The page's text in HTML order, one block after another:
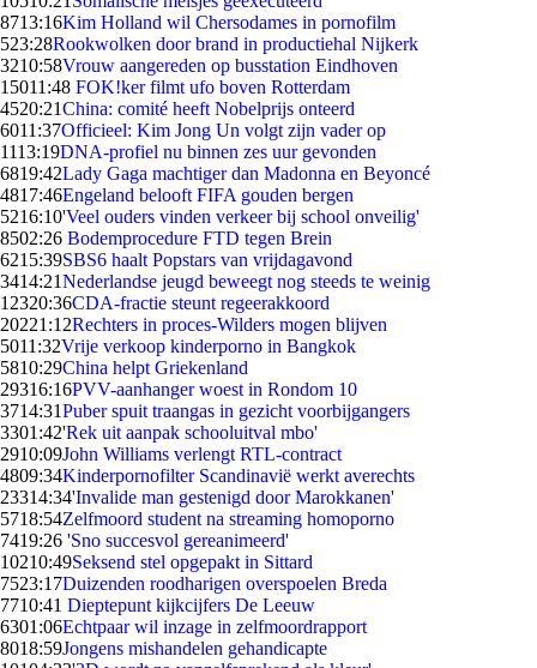
8713:16Kim Holland wil Chersodames in pornofilm
523:28Rookwolken door brand in productiehal Nijkerk
3210:58Vrouw aangereden op busstation Eindhoven
15011:48 FOK!ker filmt ufo boven Rotterdam
4520:21China: comité heeft Nobelprijs onteerd
6011:37Officieel: Kim Jong Un volgt zijn vader op
1113:19DNA-profiel nu binnen zes uur gevonden
6819:42Lady Gaga machtiger dan Madonna en Beyoncé
4817:46Engeland belooft FIFA gouden bergen
5216:10'Veel ouders vinden verkeer bij school onveilig'
8502:26 Bodemprocedure FTD tegen Brein
6215:39SBS6 haalt Popstars van vrijdagavond
3414:21Nederlandse jeugd beweegt nog steeds te weinig
12320:36CDA-fractie steunt regeerakkoord
20221:12Rechters in proces-Wilders mogen blijven
5011:32Vrije verkoop kinderporno in Bangkok
5810:29China helpt Griekenland
29316:16PVV-aanhanger woest in Rondom 10
3714:31Puber spuit traangas in gezicht voorbijgangers
3301:42'Rek uit aanpak schooluitval mbo'
2910:09John Williams verlengt RTL-contract
4809:34Kinderpornofilter Scandinavië werkt averechts
23314:34'Invalide man gestenigd door Marokkanen'
5718:54Zelfmoord student na streaming homoporno
7419:26 'Sno succesvol gereanimeerd'
10210:49Seksend stel opgepakt in Sittard
7523:17Duizenden roodharigen overspoelen Breda
7710:41 Dieptepunt kijkcijfers De Leeuw
6301:06Echtpaar wil inzage in zelfmoordrapport
8018:59Jongens mishandelen gehandicapte